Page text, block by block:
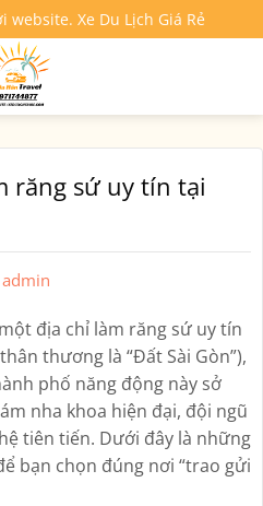
website. Xe Du Lịch Giá Rẻ
răng sứ uy tín tại
admin
địa chỉ làm răng sứ uy tín
thương là “Đất Sài Gòn”),
phố năng động này sở
nha khoa hiện đại, đội ngũ
tiên tiến. Dưới đây là những
bạn chọn đúng nơi “trao gửi